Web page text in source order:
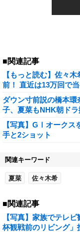
■関連記事
【もっと読む】佐々
前！ 直近は13万回で
ダウン寸前説の橋本
子、夏菜もNHK朝ド
【写真】GⅠオークス
手と2ショット
関連キーワード
夏菜 佐々木希
■関連記事
【写真】家族でテレ
杯観戦前のリビング」